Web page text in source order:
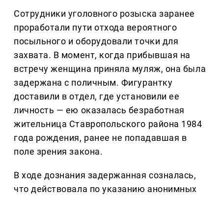
Сотрудники уголовного розыска заранее
проработали пути отхода вероятного
посыльного и оборудовали точки для
захвата. В момент, когда прибывшая на
встречу женщина приняла муляж, она была
задержана с поличным. Фигурантку
доставили в отдел, где установили ее
личность — ею оказалась безработная
жительница Ставропольского района 1984
года рождения, ранее не попадавшая в
поле зрения закона.
В ходе дознания задержанная созналась,
что действовала по указанию анонимных